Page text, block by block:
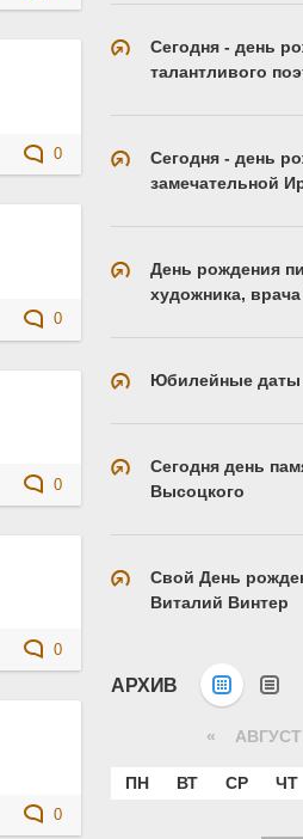
0
0
0
0
0
Сегодня - день
талантливого
Сегодня - день
замечательной
День рождения
художника,
Юбилейные даты
Сегодня день
Высоцкого
Свой День
Виталий Винтер
АРХИВ
«
ПН ВТ СР ЧТ